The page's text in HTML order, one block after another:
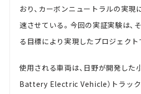
おり、カーボンニュートラルの実現
速させている。今回の実証実験は、
る目標により実現したプロジェクト
使用される車両は、日野が開発した
Battery Electric Vehicle）トラック